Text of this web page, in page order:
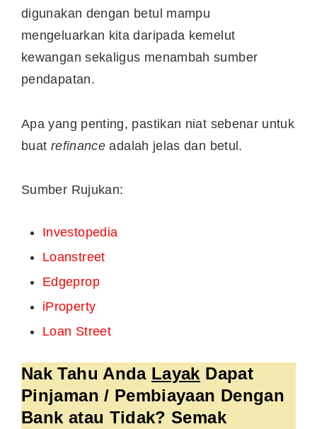
digunakan dengan betul mampu
mengeluarkan kita daripada kemelut
kewangan sekaligus menambah sumber
pendapatan.
Apa yang penting, pastikan niat sebenar untuk
buat refinanceadalah jelas dan betul.
Sumber Rujukan:
Investopedia
Loanstreet
Edgeprop
iProperty
Loan Street
Nak Tahu Anda Layak Dapat
Pinjaman / Pembiayaan Dengan
Bank atau Tidak? Semak